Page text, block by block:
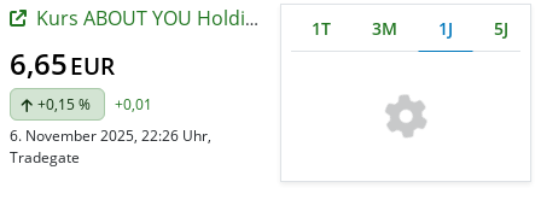
Kurs ABOUT YOU Holding
6,65EUR
+0,15 %
+0,01
6. November 2025, 22:26 Uhr,
Tradegate
1T 3M 1J 5J